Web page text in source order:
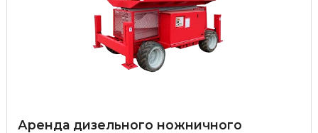
Аренда дизельного ножничного